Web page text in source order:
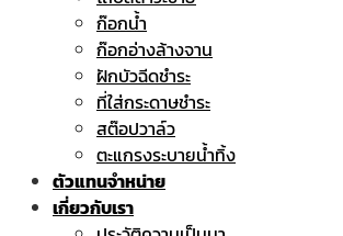
ก๊อกน้ำ
ก๊อกอ่างล้างจาน
ฝักบัวฉีดชำระ
ที่ใส่กระดาษชำระ
สต๊อปวาล์ว
ตะแกรงระบายน้ำทิ้ง
ตัวแทนจำหน่าย
เกี่ยวกับเรา